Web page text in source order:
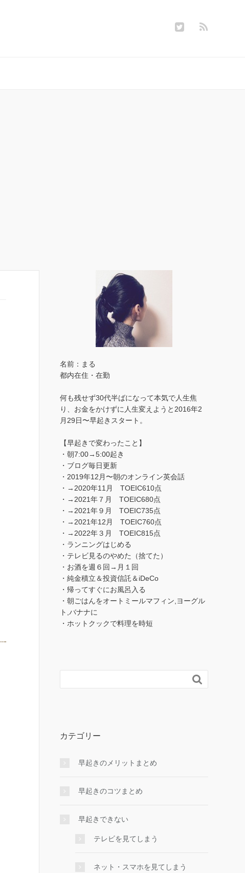
名前：まる
都内在住・在勤
何も残せず30代半ばになって本気で人生焦
り、お金をかけずに人生変えようと2016年2
月29日〜早起きスタート。
【早起きで変わったこと】
・朝7:00→5:00起き
・ブログ毎日更新
・2019年12月〜朝のオンライン英会話
・→2020年11月 TOEIC610点
・→2021年７月 TOEIC680点
・→2021年９月 TOEIC735点
・→2021年12月 TOEIC760点
・→2022年３月 TOEIC815点
・ランニングはじめる
・テレビ見るのやめた（捨てた）
・お酒を週６回→月１回
・純金積立＆投資信託＆iDeCo
・帰ってすぐにお風呂入る
・朝ごはんをオートミールマフィン,ヨーグル
ト,バナナに
・ホットクックで料理を時短

カテゴリー
早起きのメリットまとめ
早起きのコツまとめ
早起きできない
テレビを見てしまう
ネット・スマホを見てしまう